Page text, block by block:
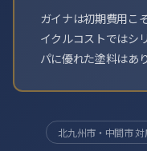
ガイナは初期費用こ
イクルコストではシ
パに優れた塗料はあ
北九州市・中間市 対